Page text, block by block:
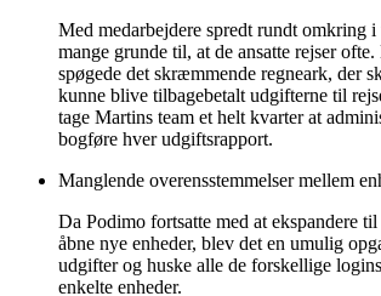
Med medarbejdere spredt rundt omkring i
mange grunde til, at de ansatte rejser
spøgede det skræmmende regneark, der
kunne blive tilbagebetalt udgifterne til
tage Martins team et helt kvarter at
bogføre hver udgiftsrapport.
Manglende overensstemmelser mellem
Da Podimo fortsatte med at ekspandere
åbne nye enheder, blev det en umulig
udgifter og huske alle de forskellige
enkelte enheder.